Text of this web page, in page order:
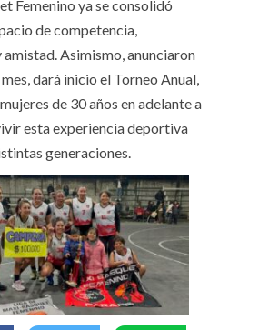
Femenino ya se consolidó
de competencia,
amistad. Asimismo, anunciaron
dará inicio el Torneo Anual,
de 30 años en adelante a
esta experiencia deportiva
generaciones.